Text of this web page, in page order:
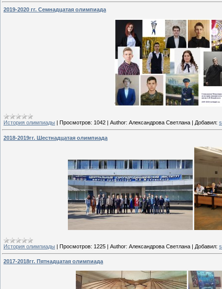
2019-2020 гг. Семнадцатая олимпиада
История олимпиады | Просмотров: 1042 | Author: Александрова Светлана | Добавил:
2018-2019гг. Шестнадцатая олимпиада
История олимпиады | Просмотров: 1225 | Author: Александрова Светлана | Добавил:
2017-2018гг. Пятнадцатая олимпиада